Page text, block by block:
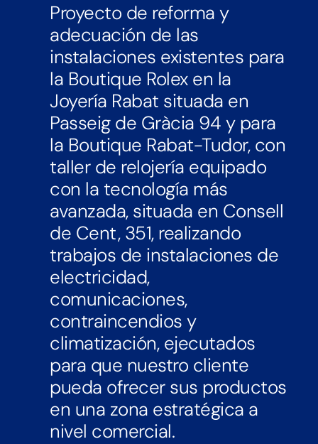
Proyecto de reforma y
adecuación de las
instalaciones existentes para
la Boutique Rolex en la
Joyería Rabat situada en
Passeig de Gràcia 94 y para
la Boutique Rabat-Tudor, con
taller de relojería equipado
con la tecnología más
avanzada, situada en Consell
de Cent, 351, realizando
trabajos de instalaciones de
electricidad,
comunicaciones,
contraincendios y
climatización, ejecutados
para que nuestro cliente
pueda ofrecer sus productos
en una zona estratégica a
nivel comercial.